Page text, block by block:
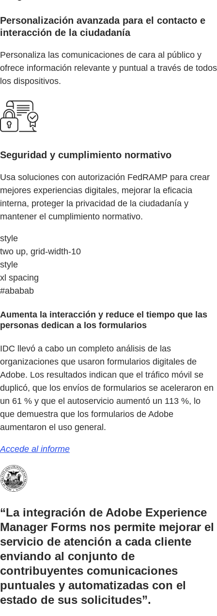
Personalización avanzada para el contacto e
interacción de la ciudadanía
Personaliza las comunicaciones de cara al público y
ofrece información relevante y puntual a través de todos
los dispositivos.
Seguridad y cumplimiento normativo
Usa soluciones con autorización FedRAMP para crear
mejores experiencias digitales, mejorar la eficacia
interna, proteger la privacidad de la ciudadanía y
mantener el cumplimiento normativo.
style
two up, grid-width-10
style
xl spacing
#ababab
Aumenta la interacción y reduce el tiempo que las
personas dedican a los formularios
IDC llevó a cabo un completo análisis de las
organizaciones que usaron formularios digitales de
Adobe. Los resultados indican que el tráfico móvil se
duplicó, que los envíos de formularios se aceleraron en
un 61 % y que el autoservicio aumentó un 113 %, lo
que demuestra que los formularios de Adobe
aumentaron el uso general.
Accede al informe
“La integración de Adobe Experience
Manager Forms nos permite mejorar el
servicio de atención a cada cliente
enviando al conjunto de
contribuyentes comunicaciones
puntuales y automatizadas con el
estado de sus solicitudes”.